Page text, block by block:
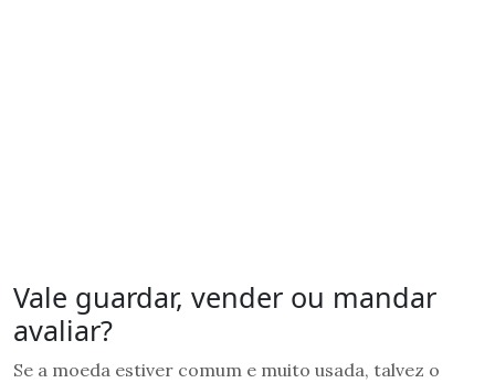
Vale guardar, vender ou mandar
avaliar?
Se a moeda estiver comum e muito usada, talvez o